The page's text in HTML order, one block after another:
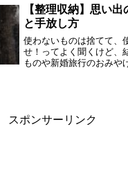
は双方に違和感を覚えて
の噂話にうんざり私は会
【整理収納】思い
と手放し方
使わないものは捨てて、
せ！ってよく聞くけど、
ものや新婚旅行のおみや
スポンサーリンク